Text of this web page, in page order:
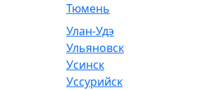
Тюмень
Улан-Удэ
Ульяновск
Усинск
Уссурийск